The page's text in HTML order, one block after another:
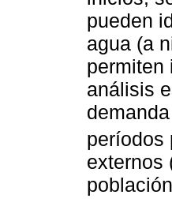
pueden
agua (a
permiten
análisis
períodos
externos